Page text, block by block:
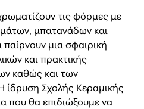
τις φόρμες με
μπατανάδων και
μια σφαιρική
και πρακτικής
καθώς και των
ίδρυση Σχολής Κεραμικής
που θα επιδιώξουμε να